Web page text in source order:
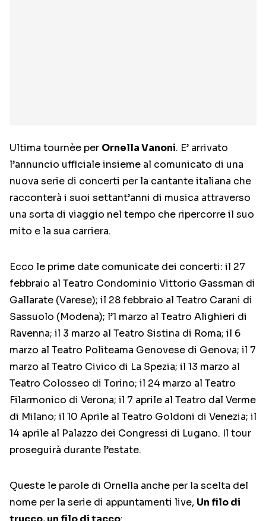
Ultima tournèe per Ornella Vanoni. E’ arrivato
l’annuncio ufficiale insieme al comunicato di una
nuova serie di concerti per la cantante italiana che
racconterà i suoi settant’anni di musica attraverso
una sorta di viaggio nel tempo che ripercorre il suo
mito e la sua carriera.
Ecco le prime date comunicate dei concerti: il 27
febbraio al Teatro Condominio Vittorio Gassman di
Gallarate (Varese); il 28 febbraio al Teatro Carani di
Sassuolo (Modena); l’1 marzo al Teatro Alighieri di
Ravenna; il 3 marzo al Teatro Sistina di Roma; il 6
marzo al Teatro Politeama Genovese di Genova; il 7
marzo al Teatro Civico di La Spezia; il 13 marzo al
Teatro Colosseo di Torino; il 24 marzo al Teatro
Filarmonico di Verona; il 7 aprile al Teatro dal Verme
di Milano; il 10 Aprile al Teatro Goldoni di Venezia; il
14 aprile al Palazzo dei Congressi di Lugano. Il tour
proseguirà durante l’estate.
Queste le parole di Ornella anche per la scelta del
nome per la serie di appuntamenti live, Un filo di